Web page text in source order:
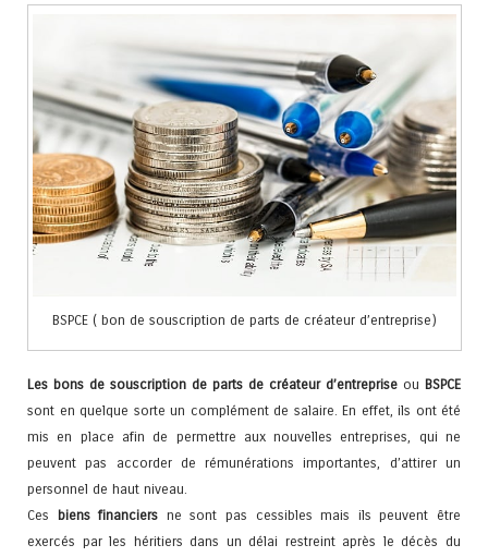
BSPCE ( bon de souscription de parts de créateur d’entreprise)
Les bons de souscription de parts de créateur d’entreprise ou BSPCE
sont en quelque sorte un complément de salaire. En effet, ils ont été
mis en place afin de permettre aux nouvelles entreprises, qui ne
peuvent pas accorder de rémunérations importantes, d’attirer un
personnel de haut niveau.
Ces biens financiers ne sont pas cessibles mais ils peuvent être
exercés par les héritiers dans un délai restreint après le décès du